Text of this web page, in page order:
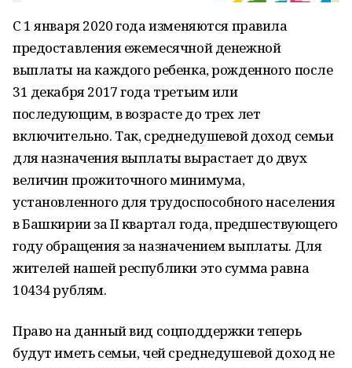
С 1 января 2020 года изменяются правила
предоставления ежемесячной денежной
выплаты на каждого ребенка, рожденного после
31 декабря 2017 года третьим или
последующим, в возрасте до трех лет
включительно. Так, среднедушевой доход семьи
для назначения выплаты вырастает до двух
величин прожиточного минимума,
установленного для трудоспособного населения
в Башкирии за II квартал года, предшествующего
году обращения за назначением выплаты. Для
жителей нашей республики это сумма равна
10434 рублям.
Право на данный вид соцподдержки теперь
будут иметь семьи, чей среднедушевой доход не